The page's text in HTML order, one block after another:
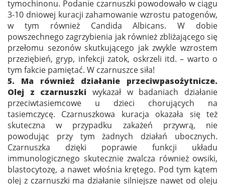
tymochinonu. Podanie czarnuszki powodowało w ciągu
3-10 dniowej kuracji zahamowanie wzrostu patogenów,
w tym również Candida Albicans. W dobie
powszechnego zagrzybienia jak również zbliżającego się
przełomu sezonów skutkującego jak zwykle wzrostem
przeziębień, gryp, infekcji zatok, oskrzeli itd. – warto o
tym fakcie pamiętać. W czarnuszce siła!
5. Ma również działanie przeciwpasożytnicze.
Olej z czarnuszki wykazał w badaniach działanie
przeciwtasiemcowe u dzieci chorujących na
tasiemczycę. Czarnuszkowa kuracja okazała się też
skuteczna w przypadku zakażeń przywrą, nie
powodując przy tym żadnych działań ubocznych.
Czarnuszka dzięki poprawie funkcji układu
immunologicznego skutecznie zwalcza również owsiki,
blastocytozę, a nawet włośnia krętego. Pod tym kątem
olej z czarnuszki ma działanie silniejsze nawet od oleju